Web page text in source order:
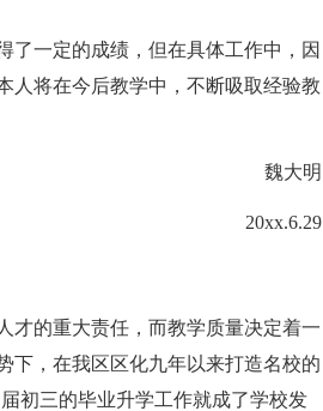
一定的成绩，但在具体工作中，因
人将在今后教学中，不断吸取经验教
魏大明
20xx.6.29
的重大责任，而教学质量决定着一
下，在我区区化九年以来打造名校的
初三的毕业升学工作就成了学校发